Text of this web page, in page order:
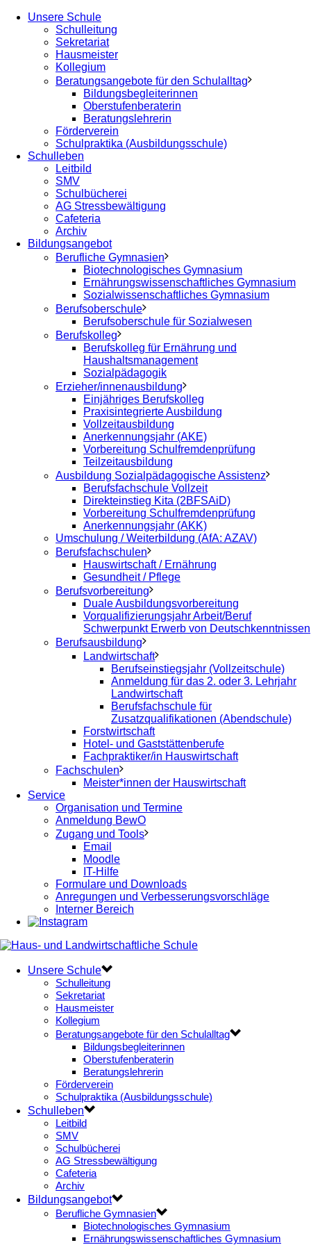
Unsere Schule
Schulleitung
Sekretariat
Hausmeister
Kollegium
Beratungsangebote für den Schulalltag
Bildungsbegleiterinnen
Oberstufenberaterin
Beratungslehrerin
Förderverein
Schulpraktika (Ausbildungsschule)
Schulleben
Leitbild
SMV
Schulbücherei
AG Stressbewältigung
Cafeteria
Archiv
Bildungsangebot
Berufliche Gymnasien
Biotechnologisches Gymnasium
Ernährungswissenschaftliches Gymnasium
Sozialwissenschaftliches Gymnasium
Berufsoberschule
Berufsoberschule für Sozialwesen
Berufskolleg
Berufskolleg für Ernährung und
Haushaltsmanagement
Sozialpädagogik
Erzieher/innenausbildung
Einjähriges Berufskolleg
Praxisintegrierte Ausbildung
Vollzeitausbildung
Anerkennungsjahr (AKE)
Vorbereitung Schulfremdenprüfung
Teilzeitausbildung
Ausbildung Sozialpädagogische Assistenz
Berufsfachschule Vollzeit
Direkteinstieg Kita (2BFSAiD)
Vorbereitung Schulfremdenprüfung
Anerkennungsjahr (AKK)
Umschulung / Weiterbildung (AfA: AZAV)
Berufsfachschulen
Hauswirtschaft / Ernährung
Gesundheit / Pflege
Berufsvorbereitung
Duale Ausbildungsvorbereitung
Vorqualifizierungsjahr Arbeit/Beruf
Schwerpunkt Erwerb von Deutschkenntnissen
Berufsausbildung
Landwirtschaft
Berufseinstiegsjahr (Vollzeitschule)
Anmeldung für das 2. oder 3. Lehrjahr
Landwirtschaft
Berufsfachschule für
Zusatzqualifikationen (Abendschule)
Forstwirtschaft
Hotel- und Gaststättenberufe
Fachpraktiker/in Hauswirtschaft
Fachschulen
Meister*innen der Hauswirtschaft
Service
Organisation und Termine
Anmeldung BewO
Zugang und Tools
Email
Moodle
IT-Hilfe
Formulare und Downloads
Anregungen und Verbesserungsvorschläge
Interner Bereich
Unsere Schule
Schulleitung
Sekretariat
Hausmeister
Kollegium
Beratungsangebote für den Schulalltag
Bildungsbegleiterinnen
Oberstufenberaterin
Beratungslehrerin
Förderverein
Schulpraktika (Ausbildungsschule)
Schulleben
Leitbild
SMV
Schulbücherei
AG Stressbewältigung
Cafeteria
Archiv
Bildungsangebot
Berufliche Gymnasien
Biotechnologisches Gymnasium
Ernährungswissenschaftliches Gymnasium